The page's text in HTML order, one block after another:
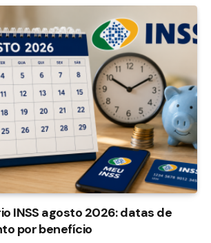
INSS agosto 2026: datas de
por benefício